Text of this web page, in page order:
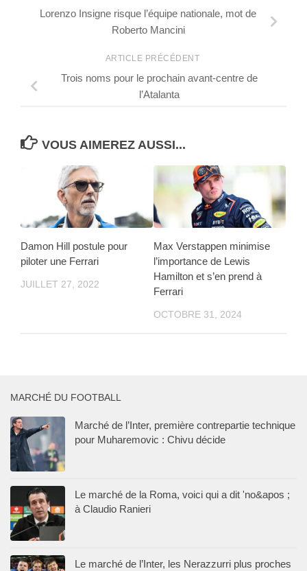
Lorenzo Insigne risque l’équipe nationale, mot de
Roberto Mancini
ARTICLE PRÉCÉDENT
Trois noms pour le prochain avant-centre de
l’Atalanta
VOUS AIMEREZ AUSSI...
Damon Hill postule pour
piloter une Ferrari
JUILLET 27, 2022
Max Verstappen minimise
l’importance de Lewis
Hamilton et s’en prend à
Ferrari
OCTOBRE 31, 2024
MARCHÉ DU FOOTBALL
Marché de l’Inter, première contrepartie technique
pour Muharemovic : Chivu décide
Le marché de la Roma, voici qui a dit 'no&apos ;
à Claudio Ranieri
Le marché de l’Inter, les Nerazzurri plus proches